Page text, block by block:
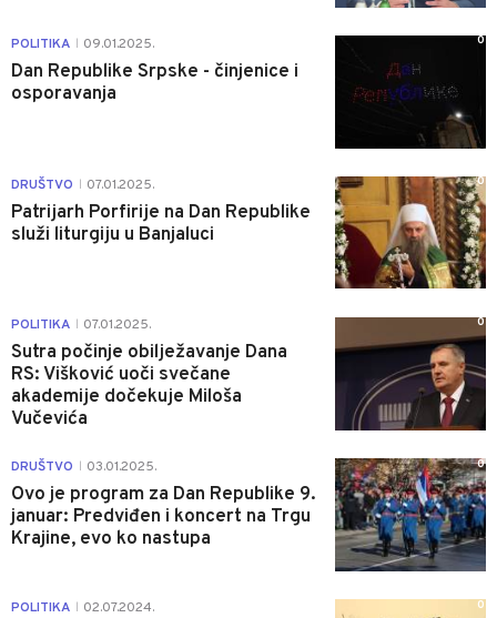
POLITIKA 09.01.2025.
Dan Republike Srpske - činjenice i
osporavanja
0
DRUŠTVO 07.01.2025.
Patrijarh Porfirije na Dan Republike
služi liturgiju u Banjaluci
0
POLITIKA 07.01.2025.
Sutra počinje obilježavanje Dana
RS: Višković uoči svečane
akademije dočekuje Miloša
Vučevića
0
DRUŠTVO 03.01.2025.
Ovo je program za Dan Republike 9.
januar: Predviđen i koncert na Trgu
Krajine, evo ko nastupa
0
POLITIKA 02.07.2024. 0